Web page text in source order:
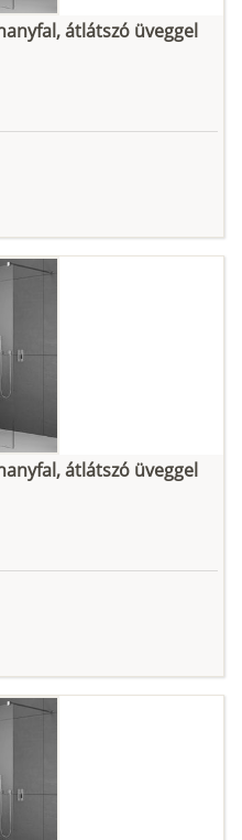
átlátszó üveggel
átlátszó üveggel